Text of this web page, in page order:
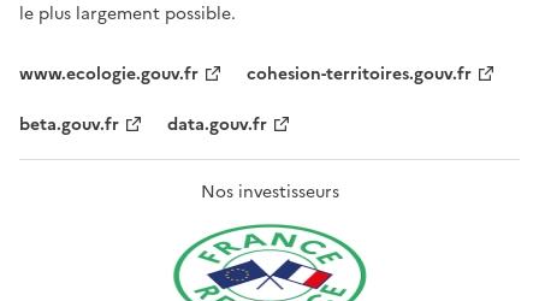
le plus largement possible.
www.ecologie.gouv.fr
cohesion-territoires.gouv.fr
beta.gouv.fr
data.gouv.fr
Nos investisseurs